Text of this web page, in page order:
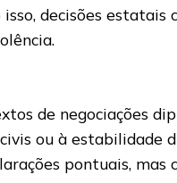
decisões estatais
de negociações
ou à estabilidade
pontuais, mas